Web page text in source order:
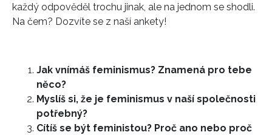
každý odpověděl trochu jinak, ale na jednom se shodli.
Na čem? Dozvíte se z naší ankety!
Jak vnímáš feminismus? Znamená pro tebe
něco?
Myslíš si, že je feminismus v naší společnosti
potřebný?
Cítíš se být feministou? Proč ano nebo proč